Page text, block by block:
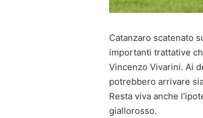
Catanzaro scatenato
importanti trattative
Vincenzo Vivarini. Ai
potrebbero arrivare
Resta viva anche
giallorosso.